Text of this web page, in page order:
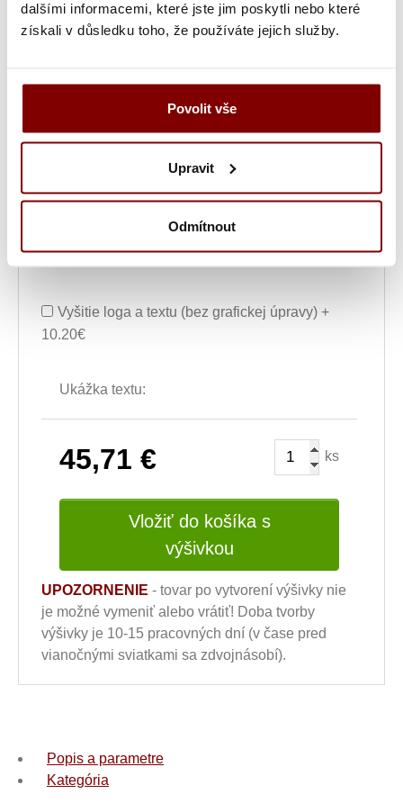
dalšími informacemi, které jste jim poskytli nebo které
získali v důsledku toho, že používáte jejich služby.
Povolit vše
Upravit
Odmítnout
Text výšivky
Vyšití textu + 5.10€
Grafická úprava a vyšitie (logo + text) + 34.69€
Vyšitie loga a textu (bez grafickej úpravy) +
10.20€
Ukážka textu:
45,71 € ks
Vložiť do košíka s
výšivkou
UPOZORNENIE - tovar po vytvorení výšivky nie
je možné vymeniť alebo vrátiť! Doba tvorby
výšivky je 10-15 pracovných dní (v čase pred
vianočnými sviatkami sa zdvojnásobí).
Popis a parametre
Kategória